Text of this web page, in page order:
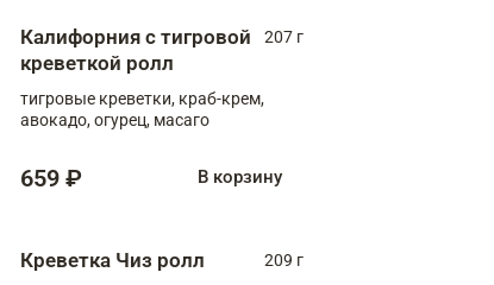
Калифорния с тигровой
креветкой ролл
207 г
тигровые креветки, краб-крем,
авокадо, огурец, масаго
659 ₽ В корзину
Креветка Чиз ролл
209 г